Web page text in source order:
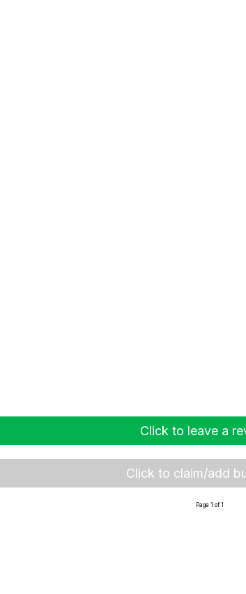
Click to leave a
Click to claim/add
Page 1 of 1